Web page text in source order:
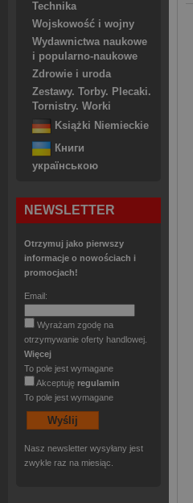
Technika
Wojskowość i wojny
Wydawnictwa naukowe
i popularno-naukowe
Zdrowie i uroda
Zestawy. Torby. Plecaki.
Tornistry. Worki
Książki Niemieckie
Книги
українською
NEWSLETTER
Otrzymuj jako pierwszy
informacje o nowościach i
promocjach!
Email:
Wyrażam zgodę na
otrzymywanie oferty handlowej.
Więcej
To pole jest wymagane
Akceptuję regulamin
To pole jest wymagane
Nasz newsletter wysyłany jest
zwykle raz na miesiąc.